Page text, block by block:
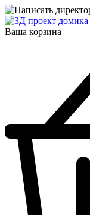
Ваша корзина